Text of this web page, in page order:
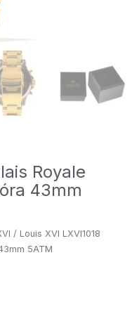
Royale
43mm
/ Louis XVI LXVI1018
5ATM